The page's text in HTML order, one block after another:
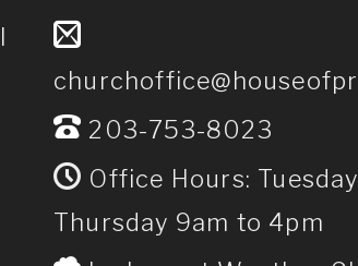
203-753-8023
Office Hours:
Thursday 9am to 4pm